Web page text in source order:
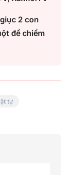
2 con
để chiếm
tự